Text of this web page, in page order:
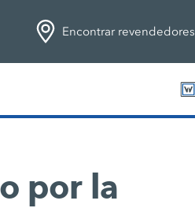
Encontrar revendedores
por la